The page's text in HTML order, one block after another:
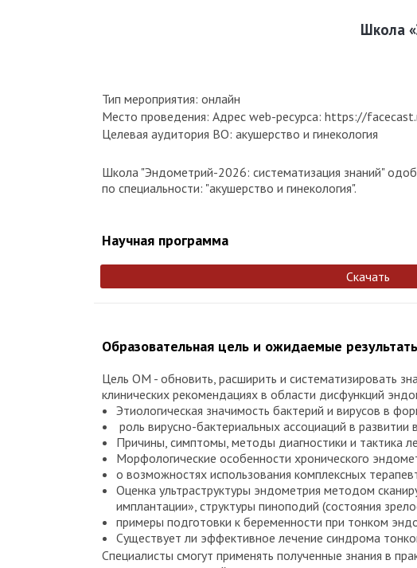
Школа
Тип мероприятия: онлайн
Место проведения: Адрес web-ресурса: https://
Целевая аудитория ВО: акушерство и гинекология
Школа "Эндометрий-2026: систематизация знаний"
по специальности: "акушерство и гинекология".
Научная программа
Скачать
Образовательная цель и ожидаемые
Цель ОМ - обновить, расширить и систематизировать
клинических рекомендациях в области дисфункций
Этиологическая значимость бактерий и вирусов в
роль вирусно-бактериальных ассоциаций в развитии
Причины, симптомы, методы диагностики и тактика
Морфологические особенности хронического
о возможностях использования комплексных
Оценка ультраструктуры эндометрия методом
имплантации», структуры пиноподий (состояния
примеры подготовки к беременности при тонком
Существует ли эффективное лечение синдрома
Специалисты смогут применять полученные знания в